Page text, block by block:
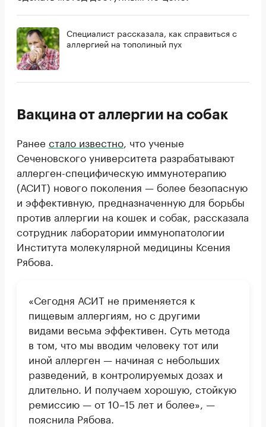
Специалист рассказала, как справиться с
аллергией на тополиный пух
Вакцина от аллергии на собак
Ранее стало известно, что ученые
Сеченовского университета разрабатывают
аллерген-специфическую иммунотерапию
(АСИТ) нового поколения — более безопасную
и эффективную, предназначенную для борьбы
против аллергии на кошек и собак, рассказала
сотрудник лаборатории иммунопатологии
Института молекулярной медицины Ксения
Рябова.
«Сегодня АСИТ не применяется к
пищевым аллергиям, но с другими
видами весьма эффективен. Суть метода
в том, что мы вводим человеку тот или
иной аллерген — начиная с небольших
разведений, в контролируемых дозах и
длительно. И получаем хорошую, стойкую
ремиссию — от 10–15 лет и более», —
пояснила Рябова.